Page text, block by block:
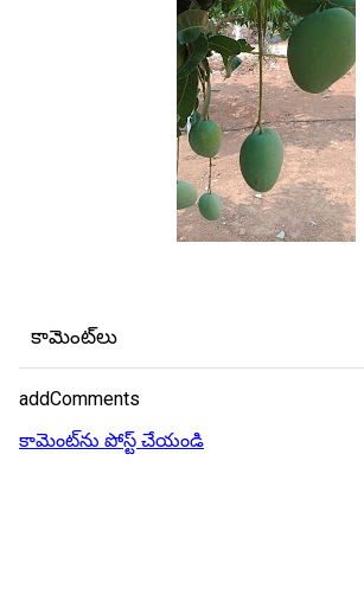
కామెంట్‌లు
addComments
కామెంట్‌ను పోస్ట్ చేయండి